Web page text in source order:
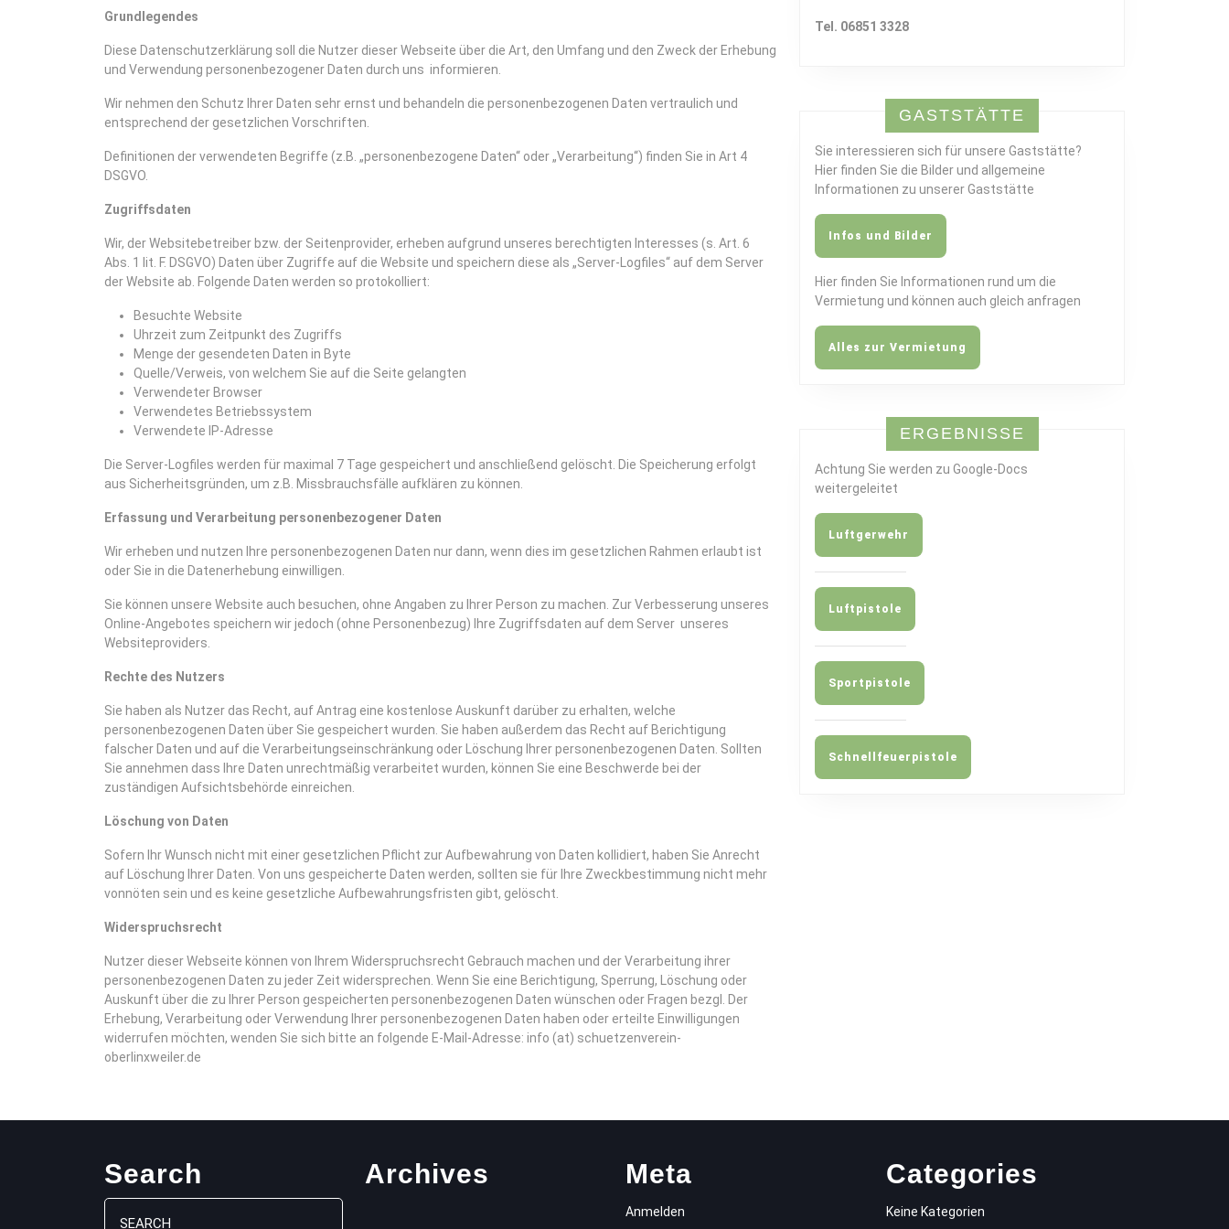
Grundlegendes
Diese Datenschutzerklärung soll die Nutzer dieser Webseite über die Art, den Umfang und den Zweck der Erhebung
und Verwendung personenbezogener Daten durch uns informieren.
Wir nehmen den Schutz Ihrer Daten sehr ernst und behandeln die personenbezogenen Daten vertraulich und
entsprechend der gesetzlichen Vorschriften.
Definitionen der verwendeten Begriffe (z.B. „personenbezogene Daten“ oder „Verarbeitung“) finden Sie in Art 4
DSGVO.
Zugriffsdaten
Wir, der Websitebetreiber bzw. der Seitenprovider, erheben aufgrund unseres berechtigten Interesses (s. Art. 6
Abs. 1 lit. F. DSGVO) Daten über Zugriffe auf die Website und speichern diese als „Server-Logfiles“ auf dem Server
der Website ab. Folgende Daten werden so protokolliert:
Besuchte Website
Uhrzeit zum Zeitpunkt des Zugriffs
Menge der gesendeten Daten in Byte
Quelle/Verweis, von welchem Sie auf die Seite gelangten
Verwendeter Browser
Verwendetes Betriebssystem
Verwendete IP-Adresse
Die Server-Logfiles werden für maximal 7 Tage gespeichert und anschließend gelöscht. Die Speicherung erfolgt
aus Sicherheitsgründen, um z.B. Missbrauchsfälle aufklären zu können.
Erfassung und Verarbeitung personenbezogener Daten
Wir erheben und nutzen Ihre personenbezogenen Daten nur dann, wenn dies im gesetzlichen Rahmen erlaubt ist
oder Sie in die Datenerhebung einwilligen.
Sie können unsere Website auch besuchen, ohne Angaben zu Ihrer Person zu machen. Zur Verbesserung unseres
Online-Angebotes speichern wir jedoch (ohne Personenbezug) Ihre Zugriffsdaten auf dem Server unseres
Websiteproviders.
Rechte des Nutzers
Sie haben als Nutzer das Recht, auf Antrag eine kostenlose Auskunft darüber zu erhalten, welche
personenbezogenen Daten über Sie gespeichert wurden. Sie haben außerdem das Recht auf Berichtigung
falscher Daten und auf die Verarbeitungseinschränkung oder Löschung Ihrer personenbezogenen Daten. Sollten
Sie annehmen dass Ihre Daten unrechtmäßig verarbeitet wurden, können Sie eine Beschwerde bei der
zuständigen Aufsichtsbehörde einreichen.
Löschung von Daten
Sofern Ihr Wunsch nicht mit einer gesetzlichen Pflicht zur Aufbewahrung von Daten kollidiert, haben Sie Anrecht
auf Löschung Ihrer Daten. Von uns gespeicherte Daten werden, sollten sie für Ihre Zweckbestimmung nicht mehr
vonnöten sein und es keine gesetzliche Aufbewahrungsfristen gibt, gelöscht.
Widerspruchsrecht
Nutzer dieser Webseite können von Ihrem Widerspruchsrecht Gebrauch machen und der Verarbeitung ihrer
personenbezogenen Daten zu jeder Zeit widersprechen. Wenn Sie eine Berichtigung, Sperrung, Löschung oder
Auskunft über die zu Ihrer Person gespeicherten personenbezogenen Daten wünschen oder Fragen bezgl. Der
Erhebung, Verarbeitung oder Verwendung Ihrer personenbezogenen Daten haben oder erteilte Einwilligungen
widerrufen möchten, wenden Sie sich bitte an folgende E-Mail-Adresse: info (at) schuetzenverein-
oberlinxweiler.de
Tel. 06851 3328
GASTSTÄTTE
Sie interessieren sich für unsere Gaststätte?
Hier finden Sie die Bilder und allgemeine
Informationen zu unserer Gaststätte
Infos und Bilder
Hier finden Sie Informationen rund um die
Vermietung und können auch gleich anfragen
Alles zur Vermietung
ERGEBNISSE
Achtung Sie werden zu Google-Docs
weitergeleitet
Luftgerwehr
Luftpistole
Sportpistole
Schnellfeuerpistole
Search
Search
for:
Archives Meta
Anmelden
Categories
Keine Kategorien